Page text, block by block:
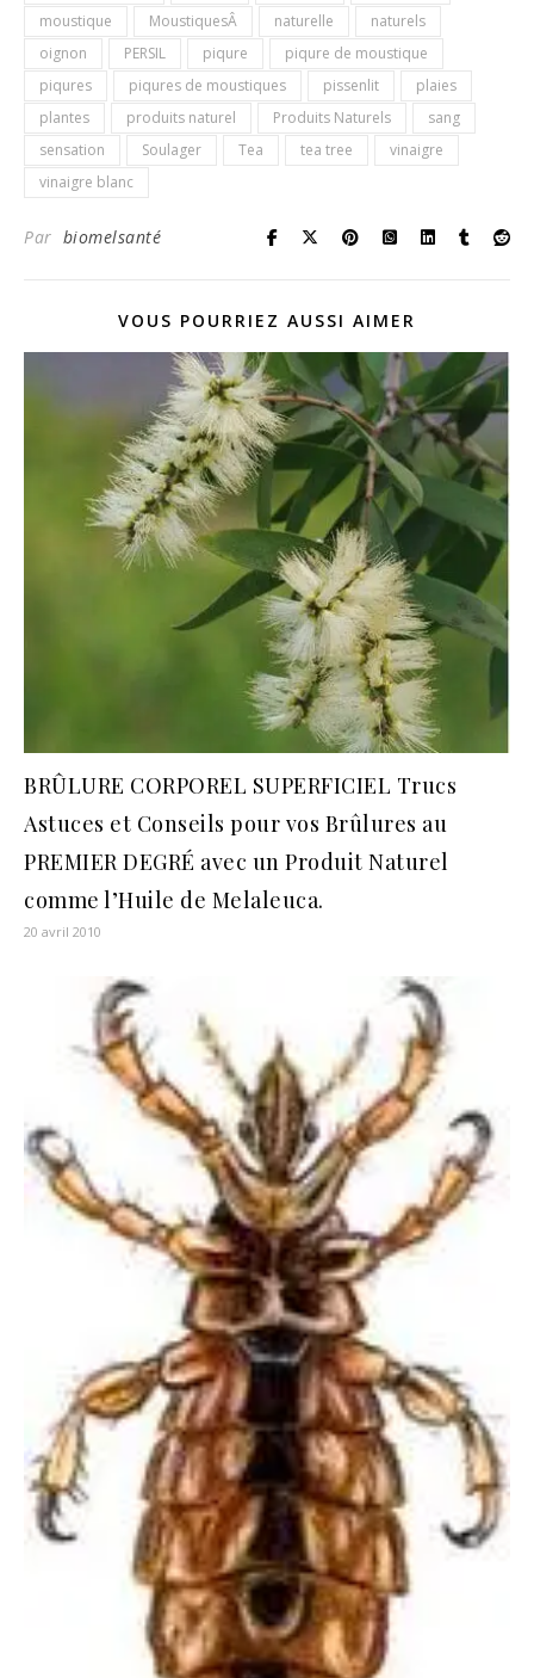
moustique
MoustiquesÂ naturelle
naturels
oignon
PERSIL piqure
piqure de moustique
piqures
piqures de moustiques pissenlit
plaies
plantes
produits naturel Produits Naturels
sang
sensation
Soulager Tea tea tree
vinaigre
vinaigre blanc
Par biomelsanté
VOUS POURRIEZ AUSSI AIMER
BRÛLURE CORPOREL SUPERFICIEL Trucs
Astuces et Conseils pour vos Brûlures au
PREMIER DEGRÉ avec un Produit Naturel
comme l’Huile de Melaleuca.
20 avril 2010